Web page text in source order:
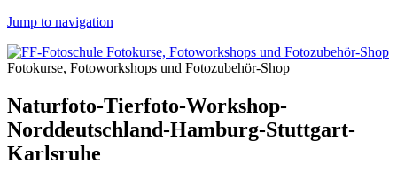
Jump to navigation
Fotokurse, Fotoworkshops und Fotozubehör-Shop
Naturfoto-Tierfoto-Workshop-
Norddeutschland-Hamburg-Stuttgart-
Karlsruhe